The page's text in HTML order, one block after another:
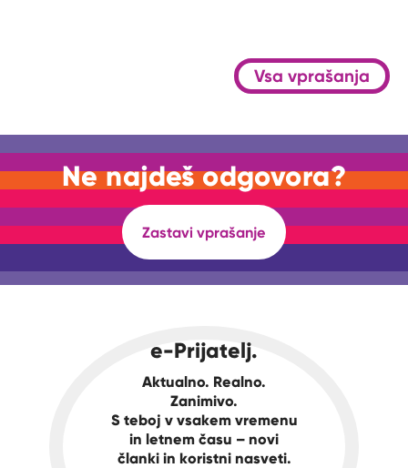
Vsa vprašanja
Ne najdeš odgovora?
Zastavi vprašanje
e-Prijatelj.
Aktualno. Realno.
Zanimivo.
S teboj v vsakem vremenu
in letnem času – novi
članki in koristni nasveti.